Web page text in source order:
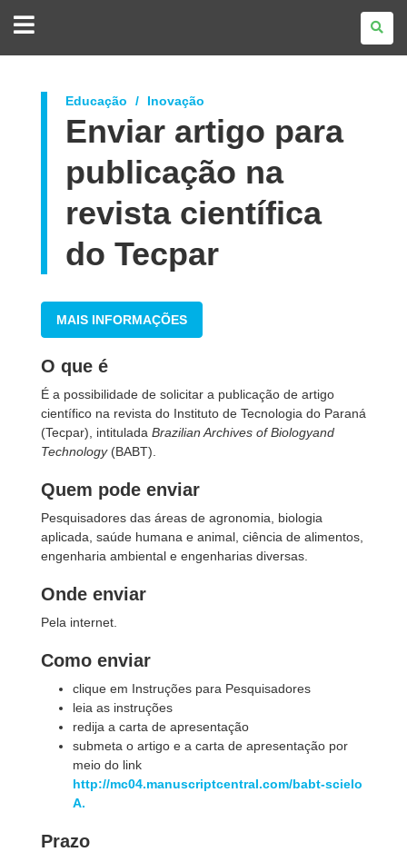
DO
Educação Inovação
Enviar artigo para
publicação na
revista científica
do Tecpar
MAIS INFORMAÇÕES
O que é
É a possibilidade de solicitar a publicação de artigo
científico na revista do Instituto de Tecnologia do Paraná
(Tecpar), intitulada Brazilian Archives of Biologyand
Technology(BABT).
Quem pode enviar
Pesquisadores das áreas de agronomia, biologia
aplicada, saúde humana e animal, ciência de alimentos,
engenharia ambiental e engenharias diversas.
Onde enviar
Pela internet.
Como enviar
clique em Instruções para Pesquisadores
leia as instruções
redija a carta de apresentação
submeta o artigo e a carta de apresentação por
meio do link
http://mc04.manuscriptcentral.com/babt-scielo
A.
Prazo